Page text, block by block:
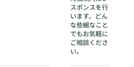
スポンスを行
います。どん
な些細なこと
でもお気軽に
ご相談くださ
い。